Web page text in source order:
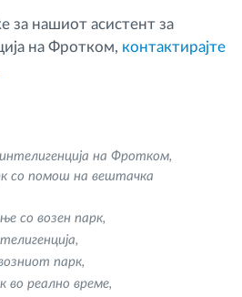
за нашиот асистент за
на Фротком, контактирајте
на Фротком
со помош на вештачка
со возен парк
парк
во реално време